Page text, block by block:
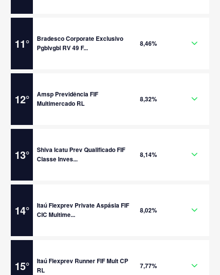
11°
Bradesco Corporate Exclusivo
Pgblvgbl RV 49 F...
8,46%
12°
Amsp Previdência FIF
Multimercado RL
8,32%
13°
Shiva Icatu Prev Qualificado FIF
Classe Inves...
8,14%
14°
Itaú Flexprev Private Aspásia FIF
CIC Multime...
8,02%
15°
Itaú Flexprev Runner FIF Mult CP
RL
7,77%